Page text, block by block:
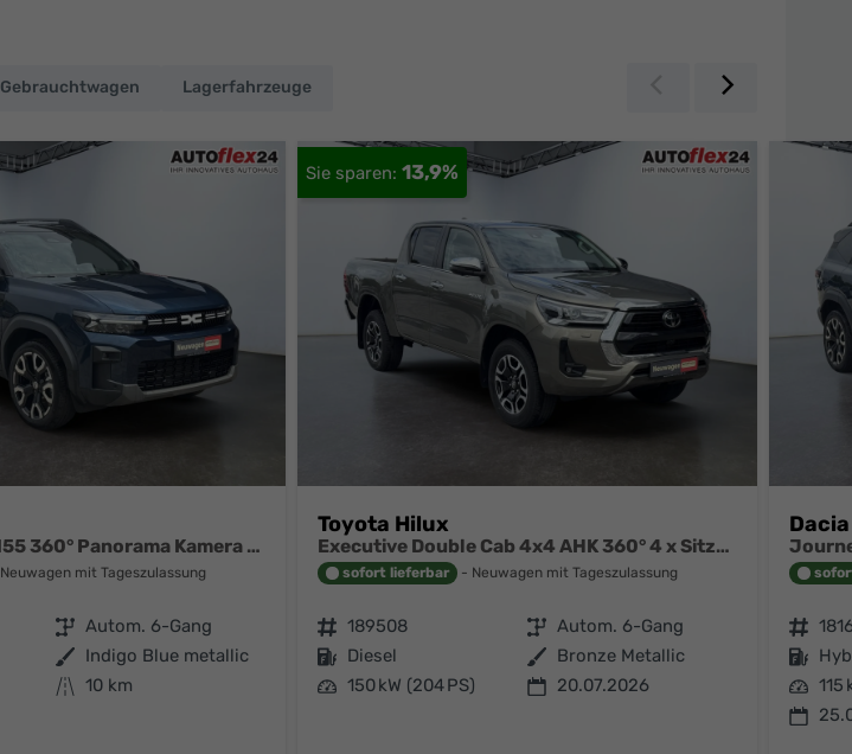
Gebrauchtwagen Lagerfahrzeuge Zurück
Journey Hybrid 155 360° Panorama Kamera el.Heckklappe Tote Winkel Navi el Heckklappe 2 x Einparkhilfe 19 Zoll Felgen
Neuwagen mit Tageszulassung
Getriebe Autom. 6-Gang
Außenfarbe Indigo Blue metallic
Kilometerstand 10 km
13,9%
Toyota Hilux
Executive Double Cab 4x4 AHK 360° 4 x Sitzheizung 18 Zoll
sofort lieferbar Neuwagen mit Tageszulassung
Fahrzeugnr. 189508 Getriebe Autom. 6-Gang
Kraftstoff Diesel Außenfarbe Bronze Metallic
Leistung 150 kW (204 PS) 20.07.2026
Fahrzeugnr.
Kraftstoff
Leistung 115